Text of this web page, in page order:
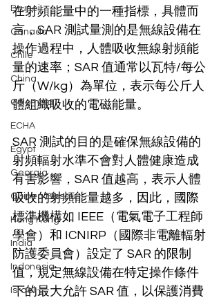
Brunei
Canada
Chile
China
Colombia
ECHA
Egypt
Georgia
Guinea Bissau
Hong Kong
India
Indonesia
Israel
在射頻能量中的一種指標，具體而
言，SAR 測試量測的是無線設備在
操作過程中，人體吸收無線射頻能
量的速率；SAR 值通常以瓦特/每公
斤（W/kg）為單位，表示每公斤人
體組織吸收的電磁能量。
SAR 測試的目的是確保無線設備的
射頻輻射水準不會對人體健康造成
有害影響，SAR 值越高，表示人體
吸收的射頻能量越多，因此，國際
標準機構如 IEEE（電氣電子工程師
學會）和 ICNIRP（國際非電離輻射
防護委員會）設定了 SAR 的限制
值，規定無線設備在特定操作條件
下的最大允許 SAR 值，以保護消費